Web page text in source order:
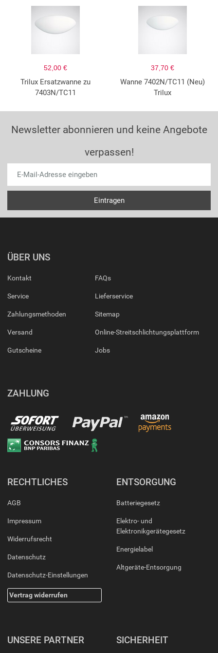
52,00 €
Trilux Ersatzwanne zu
7403N/TC11
37,70 €
Wanne 7402N/TC11 (Neu)
Trilux
Newsletter abonnieren und keine Angebote
verpassen!
ÜBER UNS
Kontakt
Service
Zahlungsmethoden
Versand
Gutscheine
FAQs
Lieferservice
Sitemap
Online-Streitschlichtungsplattform
Jobs
ZAHLUNG
RECHTLICHES
AGB
Impressum
Widerrufsrecht
Datenschutz
Datenschutz-Einstellungen
Vertrag widerrufen
ENTSORGUNG
Batteriegesetz
Elektro- und
Elektronikgerätegesetz
Energielabel
Altgeräte-Entsorgung
UNSERE PARTNER SICHERHEIT